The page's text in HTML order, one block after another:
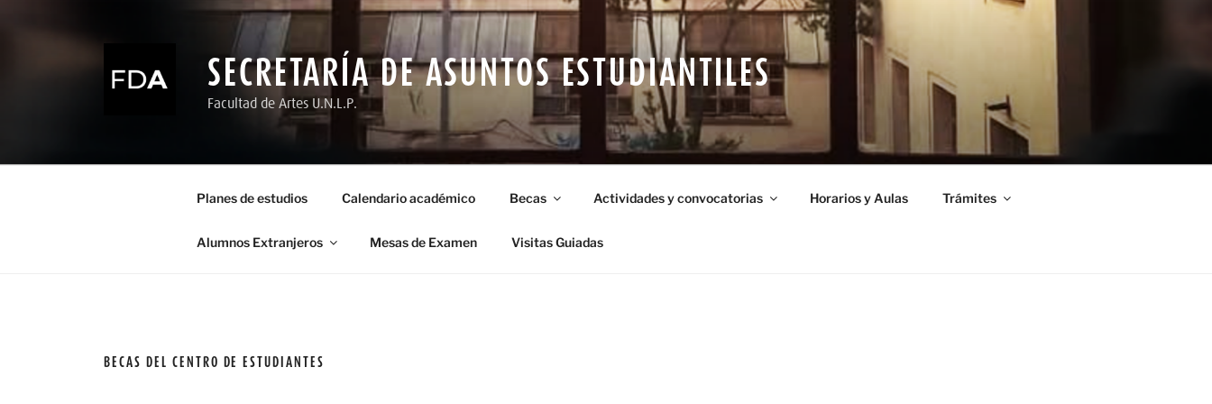
SECRETARÍA DE ASUNTOS ESTUDIANTILES
Facultad de Artes U.N.L.P.
Planes de estudios Calendario académico Becas Actividades y convocatorias Horarios y Aulas Trámites
Alumnos Extranjeros Mesas de Examen Visitas Guiadas
BECAS DEL CENTRO DE ESTUDIANTES